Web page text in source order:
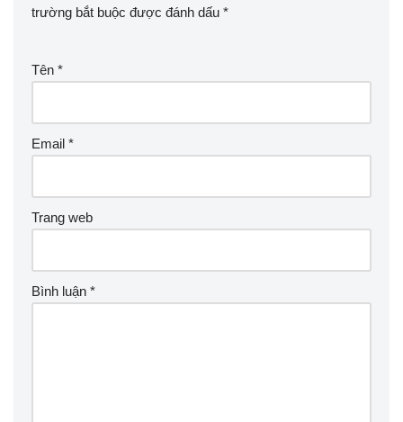
trường bắt buộc được đánh dấu *
Tên *
Email *
Trang web
Bình luận *